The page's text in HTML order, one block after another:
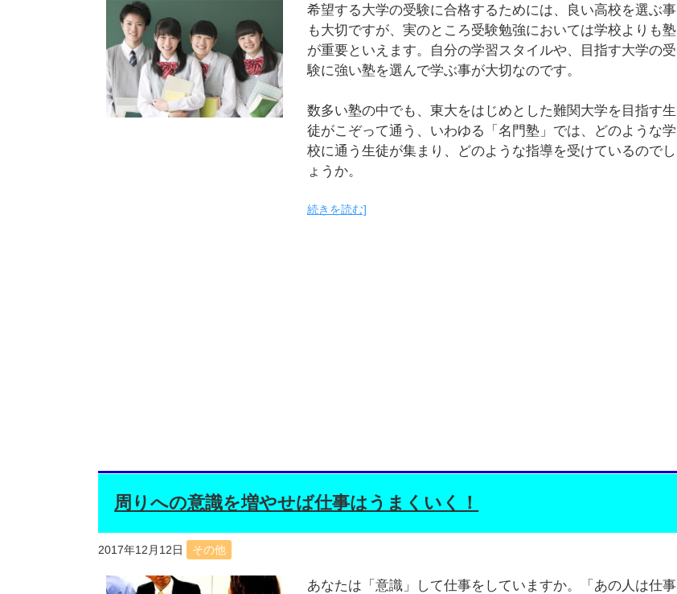
希望する大学の受験に合格するためには、良い高校を選ぶ事
も大切ですが、実のところ受験勉強においては学校よりも塾
が重要といえます。自分の学習スタイルや、目指す大学の受
験に強い塾を選んで学ぶ事が大切なのです。
数多い塾の中でも、東大をはじめとした難関大学を目指す生
徒がこぞって通う、いわゆる「名門塾」では、どのような学
校に通う生徒が集まり、どのような指導を受けているのでし
ょうか。
続きを読む]
周りへの意識を増やせば仕事はうまくいく！
2017年12月12日 その他
あなたは「意識」して仕事をしていますか。「あの人は仕事